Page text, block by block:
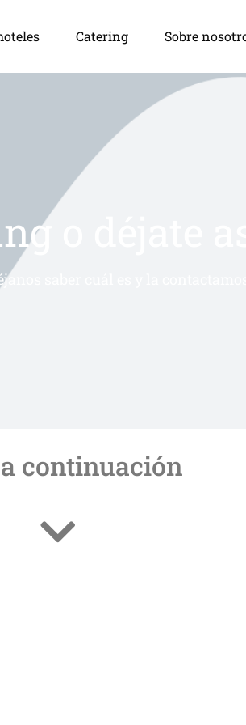
Catering Sobre
o déjate
saber cuál es y la
continuación